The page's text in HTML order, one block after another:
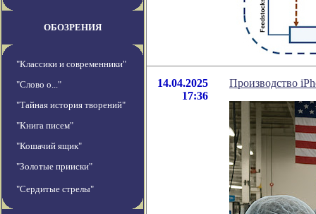
ОБОЗРЕНИЯ
"Классики и современники"
"Слово о..."
"Тайная история творений"
"Книга писем"
"Кошачий ящик"
"Золотые прииски"
"Сердитые стрелы"
14.04.2025
17:36
Производство